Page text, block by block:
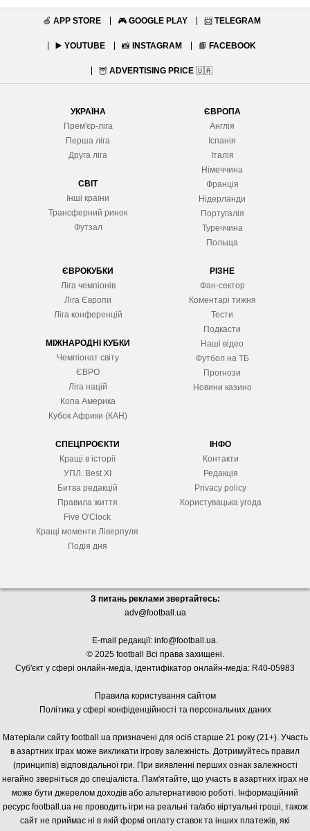
🍏 APP STORE 🎮 GOOGLE PLAY 📨 TELEGRAM
▶️ YOUTUBE 📸 INSTAGRAM 📘 FACEBOOK
🦉 ADVERTISING PRICE 🇺🇦
УКРАЇНА
Прем'єр-ліга
Перша ліга
Друга ліга
СВІТ
Інші країни
Трансферний ринок
Футзал
ЄВРОПА
Англія
Іспанія
Італія
Німеччина
Франція
Нідерланди
Португалія
Туреччина
Польща
ЄВРОКУБКИ
Ліга чемпіонів
Ліга Європи
Ліга конференцій
МІЖНАРОДНІ КУБКИ
Чемпіонат світу
ЄВРО
Ліга націй
Копа Америка
Кубок Африки (КАН)
РІЗНЕ
Фан-сектор
Коментарі тижня
Тести
Подкасти
Наші відео
Футбол на ТБ
Прогнози
Новини казино
СПЕЦПРОЄКТИ
Кращі в історії
УПЛ. Best XІ
Битва редакцій
Правила життя
Five O'Clock
Кращі моменти Ліверпуля
Подія дня
ІНФО
Контакти
Редакція
Privacy policy
Користувацька угода
З питань реклами звертайтесь:
adv@football.ua
E-mail редакції: info@football.ua.
© 2025 football Всі права захищені.
Суб'єкт у сфері онлайн-медіа, ідентифікатор онлайн-медіа: R40-05983
Правила користування сайтом
Політика у сфері конфіденційності та персональних даних
Матеріали сайту football.ua призначені для осіб старше 21 року (21+). Участь
в азартних іграх може викликати ігрову залежність. Дотримуйтесь правил
(принципів) відповідальної гри. При виявленні перших ознак залежності
негайно зверніться до спеціаліста. Пам'ятайте, що участь в азартних іграх не
може бути джерелом доходів або альтернативою роботі. Інформаційний
ресурс football.ua не проводить ігри на реальні та/або віртуальні гроші, також
сайт не приймає ні в якій формі оплату ставок та інших платежів, які